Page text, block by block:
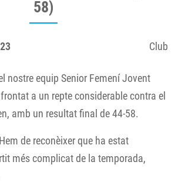
58)
Club
nostre equip Senior Femení Jovent
a un repte considerable contra el
amb un resultat final de 44-58.
Hem de reconèixer que ha estat
més complicat de la temporada,